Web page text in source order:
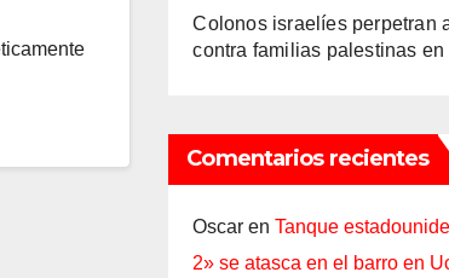
Colonos israelíes perpetran
contra familias palestinas
Comentarios recientes
Oscar enTanque
2» se atasca en el barro en